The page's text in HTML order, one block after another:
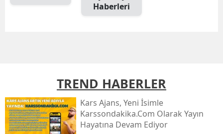
Haberleri
TREND HABERLER
Kars Ajans, Yeni İsimle
Karssondakika.com Olarak Yayın
Hayatına Devam Ediyor